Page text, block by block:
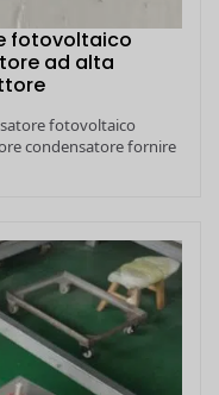
fotovoltaico
ad alta
fotovoltaico
condensatore fornire